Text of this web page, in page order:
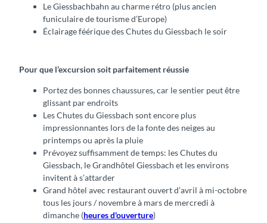
Le Giessbachbahn au charme rétro (plus ancien
funiculaire de tourisme d’Europe)
Éclairage féérique des Chutes du Giessbach le soir
Pour que l’excursion soit parfaitement réussie
Portez des bonnes chaussures, car le sentier peut être
glissant par endroits
Les Chutes du Giessbach sont encore plus
impressionnantes lors de la fonte des neiges au
printemps ou après la pluie
Prévoyez suffisamment de temps: les Chutes du
Giessbach, le Grandhôtel Giessbach et les environs
invitent à s’attarder
Grand hôtel avec restaurant ouvert d’avril à mi-octobre
tous les jours / novembre à mars de mercredi à
dimanche (heures d'ouverture)